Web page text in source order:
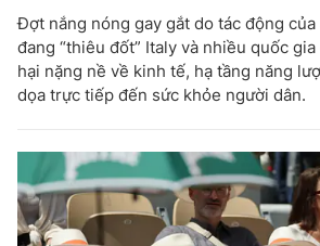
Đợt nắng nóng gay gắt do tác động của
đang “thiêu đốt” Italy và nhiều quốc
hại nặng nề về kinh tế, hạ tầng năng
dọa trực tiếp đến sức khỏe người dân.